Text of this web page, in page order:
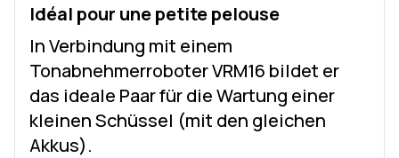
Idéal pour une petite pelouse
In Verbindung mit einem
Tonabnehmerroboter VRM16 bildet er
das ideale Paar für die Wartung einer
kleinen Schüssel (mit den gleichen
Akkus).